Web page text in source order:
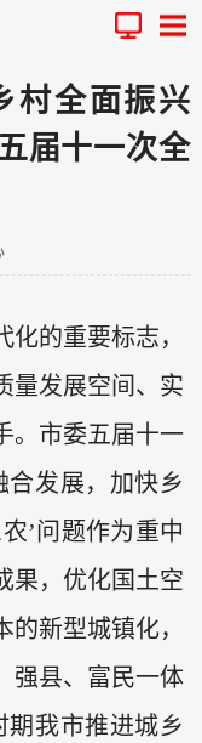
村全面振兴
届十一次全
的重要标志，
量发展空间、实
。市委五届十一
合发展，加快乡
’问题作为重中
果，优化国土空
新型城镇化，
强县、富民一体
期我市推进城乡